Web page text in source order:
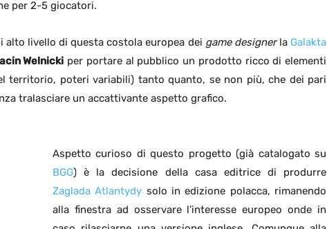
per 2-5 giocatori.
livello di questa costola europea dei game designerla Galakta
Welnicki per portare al pubblico un prodotto ricco di elementi
territorio, poteri variabili) tanto quanto, se non più, che dei pari
tralasciare un accattivante aspetto grafico.
Aspetto curioso di questo progetto (già catalogato su
BGG) è la decisione della casa editrice di produrre
Zaglada Atlantydy solo in edizione polacca, rimanendo
alla finestra ad osservare l’interesse europeo onde in